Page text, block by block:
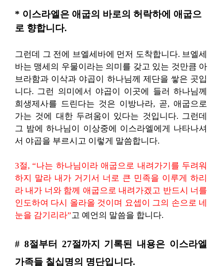
* 이스라엘은 애굽의 바로의 허락하에 애굽으
로 향합니다.
그런데 그 전에 브엘세바에 먼저 도착합니다. 브엘세
바는 맹세의 우물이라는 의미를 갖고 있는 것만큼 아
브라함과 이삭과 야곱이 하나님께 제단을 쌓은 곳입
니다. 그런 의미에서 야곱이 이곳에 들러 하나님께
희생제사를 드린다는 것은 이방나라, 곧, 애굽으로
가는 것에 대한 두려움이 있다는 것입니다. 그런데
그 밤에 하나님이 이상중에 이스라엘에게 나타나셔
서 야곱을 부르시고 이렇게 말씀합니다.
3절, “나는 하나님이라 애굽으로 내려가기를 두려워
하지 말라 내가 거기서 너로 큰 민족을 이루게 하리
라 내가 너와 함께 애굽으로 내려가겠고 반드시 너를
인도하여 다시 올라올 것이며 요셉이 그의 손으로 네
눈을 감기리라”고 예언의 말씀을 합니다.
# 8절부터 27절까지 기록된 내용은 이스라엘
가족들 칠십명의 명단입니다.